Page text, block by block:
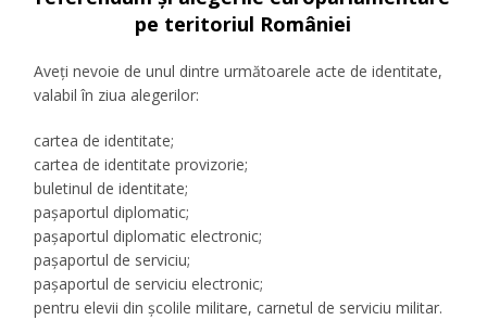
pe teritoriul României
Aveți nevoie de unul dintre următoarele acte de identitate,
valabil în ziua alegerilor:
cartea de identitate;
cartea de identitate provizorie;
buletinul de identitate;
pașaportul diplomatic;
pașaportul diplomatic electronic;
pașaportul de serviciu;
pașaportul de serviciu electronic;
pentru elevii din școlile militare, carnetul de serviciu militar.